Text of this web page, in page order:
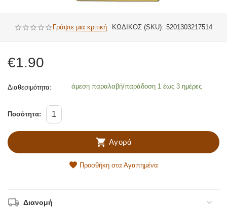
Γράψτε μια κριτική ΚΩΔΙΚΟΣ (SKU): 5201303217514
€1.90
Διαθεσιμότητα: άμεση παραλαβή/παράδοση 1 έως 3 ημέρες
Ποσότητα:
Αγορά
Προσθήκη στα Αγαπημένα
Διανομή